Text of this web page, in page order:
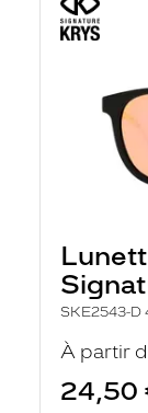
SKE2543-D
À partir
24,50